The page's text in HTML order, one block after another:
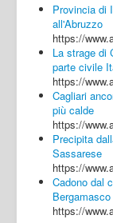
Napoli
Salerno
Login
Provincia di
all'Abruzzo
https://
La strage di
parte civile
https://
Cagliari
più calde
https://
Precipita
Sassarese
https://
Cadono dal
Bergamasco
https://